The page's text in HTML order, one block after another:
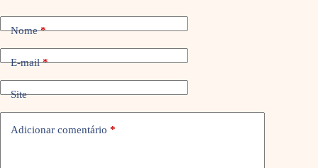
Nome*
E-mail*
Site
Adicionar comentário *